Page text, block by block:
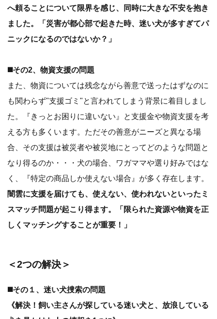
へ頼ることについて限界を感じ、同時に大きな不安を抱き
ました。「災害が都心部で起きた時、迷い犬が多すぎてパ
ニックになるのではないか？」
◼️その2、物資支援の問題
また、物資については残念ながら善意で送ったはずなのに
も関わらず"支援ゴミ"と言われてしまう背景に着目しまし
た。『きっとお困りに違いない』と支援金や物資支援を考
える方も多くいます。ただその善意がニーズと異なる場
合、その支援は被災者や被災地にとってどのような問題と
なり得るのか・・・犬の場合、ワガママや選り好みではな
く、『特定の商品しか使えない場合』が多く存在します。
闇雲に支援を届けても、使えない、使われないといったミ
スマッチ問題が起こり得ます。「限られた資源や物資を正
しくマッチングすることが重要！」
＜2つの解決＞
◼️その１、迷い犬捜索の問題
《解決！飼い主さんが探している迷い犬と、放浪している